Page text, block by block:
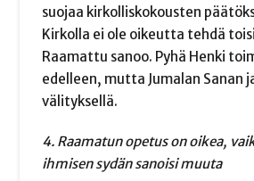
suojaa kirkolliskokousten
Kirkolla ei ole oikeutta tehdä
Raamattu sanoo. Pyhä Henki
edelleen, mutta Jumalan Sanan
välityksellä.
4. Raamatun opetus on oikea,
ihmisen sydän sanoisi muuta